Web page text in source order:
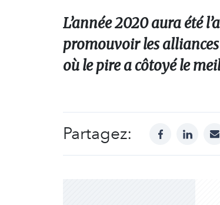
L’année 2020 aura été
promouvoir les
où le pire a côtoyé le
Partagez: facebooklinkedin